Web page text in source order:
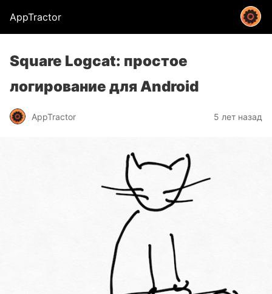
AppTractor
Square Logcat: простое
логирование для Android
AppTractor 5 лет назад